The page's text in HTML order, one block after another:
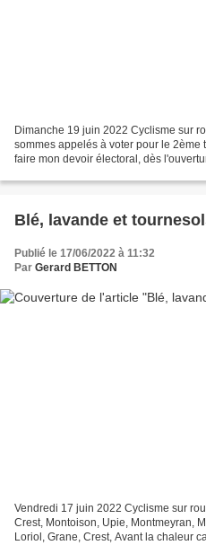
Dimanche 19 juin 2022 Cyclisme sur
sommes appelés à voter pour le
faire mon devoir électoral, dès
Blé, lavande et
Publié le 17/06/2022 à 11:32
Par Gerard BETTON
Vendredi 17 juin 2022 Cyclisme sur
Crest, Montoison, Upie, Montmeyran,
Loriol, Grane, Crest, Avant la chaleur